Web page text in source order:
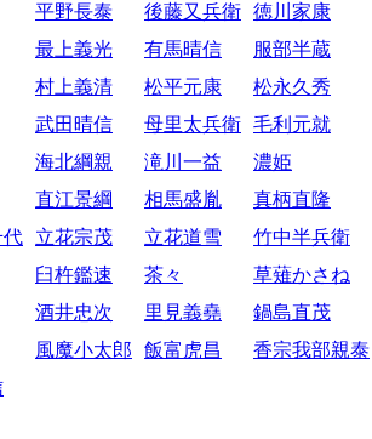
平野長泰 後藤又兵衛 徳川家康
最上義光 有馬晴信 服部半蔵
村上義清 松平元康 松永久秀
武田晴信 母里太兵衛 毛利元就
海北綱親 滝川一益 濃姫
直江景綱 相馬盛胤 真柄直隆
代 立花宗茂 立花道雪 竹中半兵衛
臼杵鑑速 茶々 草薙かさね
酒井忠次 里見義堯 鍋島直茂
風魔小太郎 飯富虎昌 香宗我部親泰